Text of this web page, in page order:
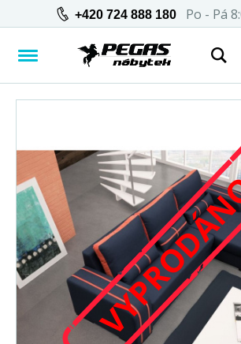
+420 724 888 180 Po - Pá